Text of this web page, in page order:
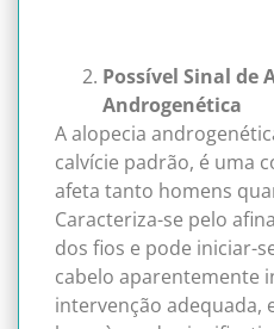
Possível Sinal de
Androgenética
A alopecia
calvície padrão, é uma
afeta tanto homens
Caracteriza-se pelo
dos fios e pode iniciar-
cabelo aparentemente
intervenção adequada,